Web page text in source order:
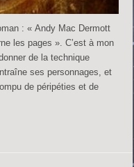
: « Andy Mac Dermott
les pages ». C’est à mon
de la technique
ses personnages, et
de péripéties et de